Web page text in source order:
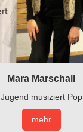
Mara Marschall
Jugend musiziert Pop
mehr